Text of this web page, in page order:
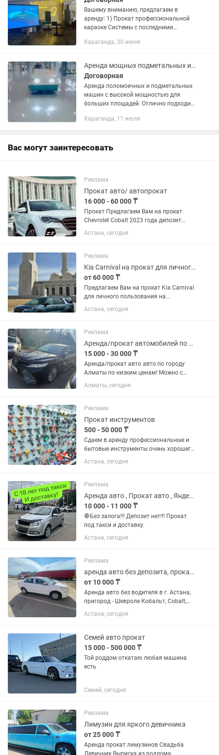
Вашему вниманию, предлагаем в
аренду: 1) Прокат профессиональной
караоке Системы с последними
аппаратуру. 3)Проекторы Optoma,
4)...
Караганда, 30 июня
Аренда мощных подметальных и поломоечных машин, мойка складов, заводов
Договорная
Аренда поломоечных и подметальных
машин с высокой мощностью для
больших площадей. Отлично подходит
ангаров, больших территорий итд.
Караганда, 11 июля
Вас могут заинтересовать
Реклама
Прокат авто/ автопрокат
16 000 - 60 000 ₸
Прокат Предлагаем Вам на прокат
Chevrolet Cobalt 2023 года депозит
20,000 тенге, прокат на сутки 16
000тенге. Jetour X70 депозит 30 000
Sonata 2023 года...
Астана, сегодня
Реклама
Kia Carnival на прокат для личного пользования
от 60 000 ₸
Предлагаем Вам на прокат Kia Carnival
для личного пользования на
взаимовыгодных условиях/минивен
под бизнес класс Депозит 60000 тенге
вас...
Астана, сегодня
Реклама
Аренда/прокат автомобилей по городу Алматы
15 000 - 30 000 ₸
Аренда/прокат авто авто по городу
Алматы по низким ценам! Можно с
выездом за город/межгород!под такси
не выдается!
Алматы, сегодня
Реклама
Прокат инструментов
500 - 50 000 ₸
Сдаем в аренду профессиональные и
бытовые инструменты очень хорошего
качества. Документы предоставляем.
Астана, сегодня
Реклама
Аренда авто , Прокат авто , Яндекс доставка 18 лет
10 000 - 11 000 ₸
🛑Без залога!!! Депозит нет!!! Прокат
под такси и доставку.
Астана, сегодня
Реклама
аренда авто без депозита, прокат машин
от 10 000 ₸
Аренда авто без водителя в г. Астана,
пригород - Шевроле Кобальт, Cobalt,
акцент, элантра, эмгранд, jac J7, и др. -
от 10 тыс.тг в сутки - 1 день в неделю
Астана, сегодня
Семей авто прокат
15 000 - 500 000 ₸
Той роддом откатаю любая машина
есть
Семей, сегодня
Реклама
Лимузин для яркого девичника
от 25 000 ₸
Аренда прокат лимузинов Свадьба
Девичник Выписка из роддома